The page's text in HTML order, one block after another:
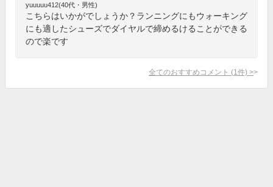
yuuuuu412(40代・男性)
こちらはいかがでしょうか？ランニングにもウォーキング
にも適したシューズでダイヤルで締めるけることができる
ので楽です
全てのおすすめコメント (1 件) >